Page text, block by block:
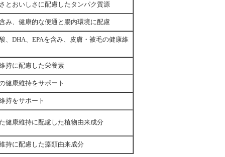
とおいしさに配慮したタンパク質源
み、健康的な便通と腸内環境に配慮
、DHA、EPAを含み、皮膚・被毛の健康維
持に配慮した栄養素
健康維持をサポート
持をサポート
健康維持に配慮した植物由来成分
持に配慮した藻類由来成分